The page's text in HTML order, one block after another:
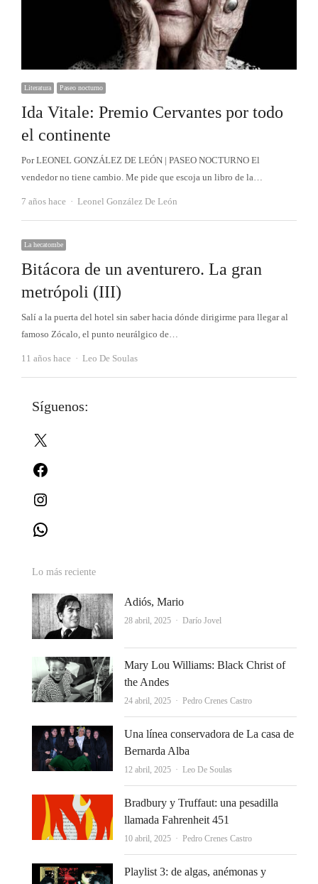
Literatura Paseo nocturno
Ida Vitale: Premio Cervantes por todo
el continente
Por LEONEL GONZÁLEZ DE LEÓN | PASEO NOCTURNO El
vendedor no tiene cambio. Me pide que escoja un libro de la…
7 años hace Autor
Leonel González De León
La hecatombe
Bitácora de un aventurero. La gran
metrópoli (III)
Salí a la puerta del hotel sin saber hacia dónde dirigirme para llegar al
famoso Zócalo, el punto neurálgico de…
11 años hace Autor
Leo De Soulas
Síguenos:
Lo más reciente
Adiós, Mario
28 abril, 2025 Autor
Darío Jovel
Mary Lou Williams: Black Christ of
the Andes
24 abril, 2025 Autor
Pedro Crenes Castro
Una línea conservadora de La casa de
Bernarda Alba
12 abril, 2025 Autor
Leo De Soulas
Bradbury y Truffaut: una pesadilla
llamada Fahrenheit 451
10 abril, 2025 Autor
Pedro Crenes Castro
Playlist 3: de algas, anémonas y